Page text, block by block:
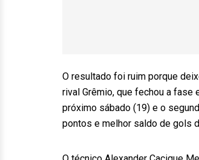
O resultado foi ruim porque
rival Grêmio, que fechou a fase
próximo sábado (19) e o
pontos e melhor saldo de gols